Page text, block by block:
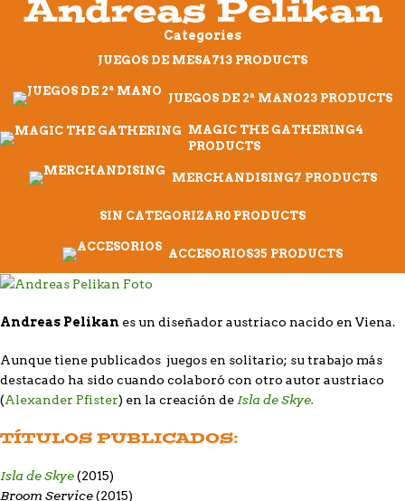
Andreas Pelikan
Categories
JUEGOS DE MESA713 PRODUCTS
JUEGOS DE 2ª MANO23 PRODUCTS
MAGIC THE GATHERING4
PRODUCTS
MERCHANDISING7 PRODUCTS
SIN CATEGORIZAR0 PRODUCTS
ACCESORIOS35 PRODUCTS
Andreas Pelikan es un diseñador austriaco nacido en Viena.
Aunque tiene publicados juegos en solitario; su trabajo más
destacado ha sido cuando colaboró con otro autor austriaco
(Alexander Pfister) en la creación deIsla de Skye.
TÍTULOS PUBLICADOS:
Isla de Skye(2015)
Broom Service(2015)